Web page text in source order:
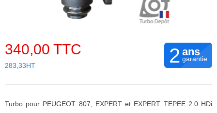
340,00 TTC
283,33HT 2 ans
garantie
Turbo pour PEUGEOT 807, EXPERT et EXPERT TEPEE 2.0 HDi